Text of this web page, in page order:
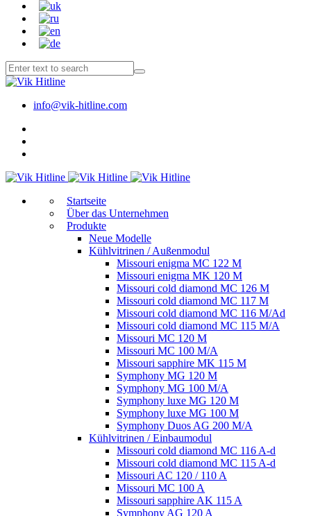
info@vik-hitline.com
Start­sei­te
Über das Unternehmen
Produkte
Neue Modelle
Kühlvitrinen / Außenmodul
Missouri enigma MC 122 M
Missouri enigma MK 120 M
Missouri cold diamond MC 126 M
Missouri cold diamond MC 117 M
Missouri cold diamond MC 116 M/Ad
Missouri cold diamond MC 115 M/A
Missouri MC 120 M
Missouri MC 100 M/A
Missouri sapphire MK 115 M
Symphony MG 120 M
Symphony MG 100 M/А
Symphony luxe MG 120 M
Symphony luxe MG 100 M
Symphony Duos AG 200 M/A
Kühlvitrinen / Einbaumodul
Missouri cold diamond MC 116 A-d
Missouri cold diamond MC 115 A-d
Missouri AC 120 / 110 A
Missouri MC 100 A
Missouri sapphire AK 115 A
Symphony AG 120 A